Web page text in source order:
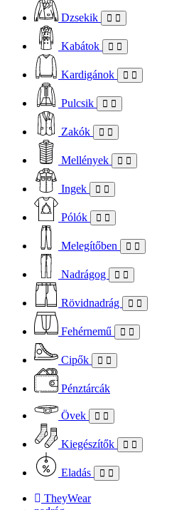
Dzsekik
Kabátok
Kardigánok
Pulcsik
Zakók
Mellények
Ingek
Pólók
Melegítőben
Nadrágog
Rövidnadrág
Fehérnemű
Cipők
Pénztárcák
Övek
Kiegészítők
Eladás
TheyWear